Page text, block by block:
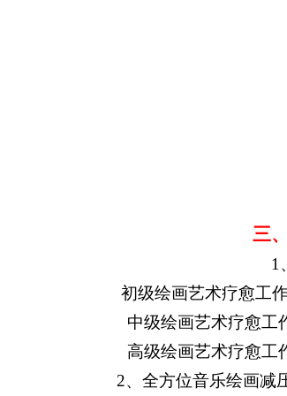
三、
1、
初级绘画艺术疗愈工作
中级绘画艺术疗愈工
高级绘画艺术疗愈工
2、 全方位音乐绘画减